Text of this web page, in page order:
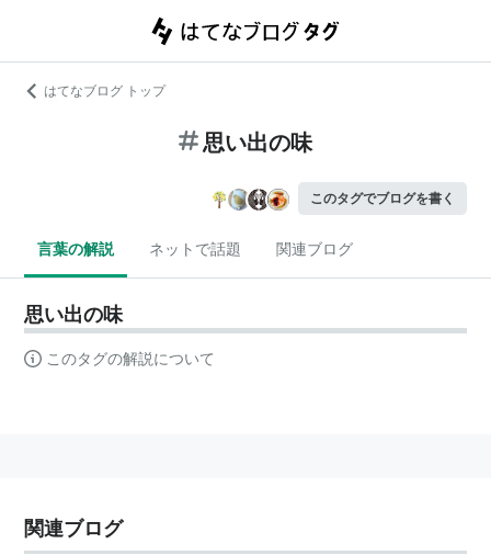
はてなブログ トップ
思い出の味
このタグでブログを書く
言葉の解説 ネットで話題 関連ブログ
思い出の味
このタグの解説について
関連ブログ